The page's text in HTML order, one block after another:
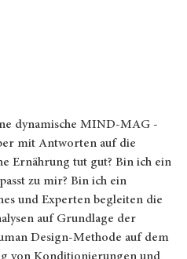
dynamische MIND-MAG -
mit Antworten auf die
Ernährung tut gut? Bin ich ein
zu mir? Bin ich ein
und Experten begleiten die
auf Grundlage der
Design-Methode auf dem
von Konditionierungen und